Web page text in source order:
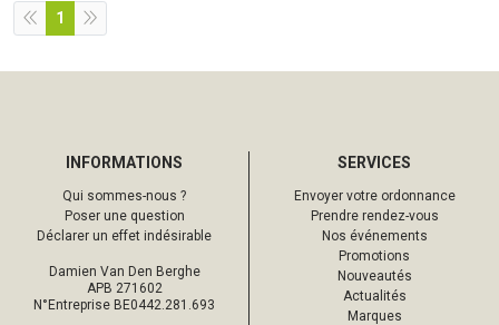
1
INFORMATIONS
Qui sommes-nous ?
Poser une question
Déclarer un effet indésirable
Damien Van Den Berghe
APB 271602
N°Entreprise BE0442.281.693
SERVICES
Envoyer votre ordonnance
Prendre rendez-vous
Nos événements
Promotions
Nouveautés
Actualités
Marques